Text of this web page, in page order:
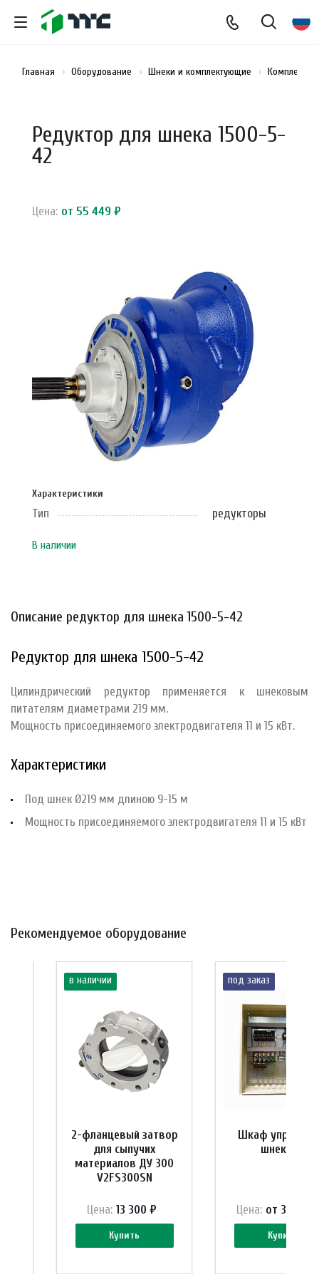
Главная Оборудование Шнеки и комплектующие
Редуктор для шнека 1500-5-
42
Цена: от 55 449 ₽
Характеристики
Тип редукторы
В наличии
Описание редуктор для шнека 1500-5-42
Редуктор для шнека 1500-5-42
Цилиндрический редуктор применяется к шнековым
питателям диаметрами 219 мм.
Мощность присоединяемого электродвигателя 11 и 15 кВт.
Характеристики
Под шнек Ø219 мм длиною 9-15 м
Мощность присоединяемого электродвигателя 11 и 15 кВт
Рекомендуемое оборудование
в наличии
2-фланцевый затвор
для сыпучих
материалов ДУ 300
V2FS300SN
Купить
Цена: 13 300 ₽
под заказ
Шкаф
шнеками
Купить
Цена: от 38 885